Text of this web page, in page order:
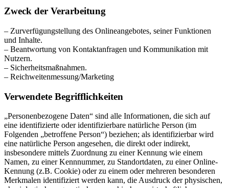
Zweck der Verarbeitung
– Zurverfügungstellung des Onlineangebotes, seiner Funktionen
und Inhalte.
– Beantwortung von Kontaktanfragen und Kommunikation mit
Nutzern.
– Sicherheitsmaßnahmen.
– Reichweitenmessung/Marketing
Verwendete Begrifflichkeiten
„Personenbezogene Daten“ sind alle Informationen, die sich auf
eine identifizierte oder identifizierbare natürliche Person (im
Folgenden „betroffene Person“) beziehen; als identifizierbar wird
eine natürliche Person angesehen, die direkt oder indirekt,
insbesondere mittels Zuordnung zu einer Kennung wie einem
Namen, zu einer Kennnummer, zu Standortdaten, zu einer Online-
Kennung (z.B. Cookie) oder zu einem oder mehreren besonderen
Merkmalen identifiziert werden kann, die Ausdruck der physischen,